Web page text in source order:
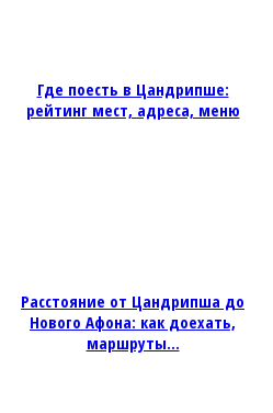
Где поесть в Цандрипше:
рейтинг мест, адреса, меню
Расстояние от Цандрипша до
Нового Афона: как доехать,
маршруты...